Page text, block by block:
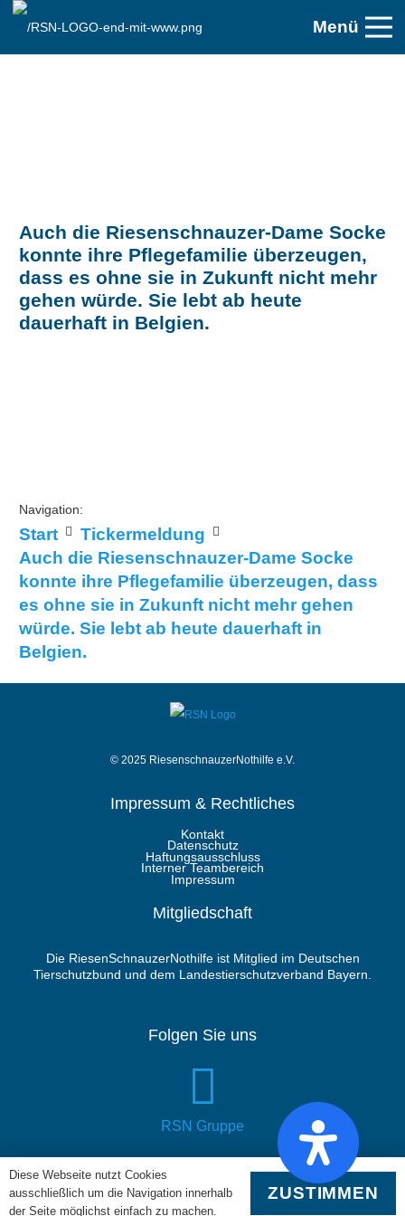
Menü
Auch die Riesenschnauzer-Dame Socke
konnte ihre Pflegefamilie überzeugen,
dass es ohne sie in Zukunft nicht mehr
gehen würde. Sie lebt ab heute
dauerhaft in Belgien.
Navigation:
Start
Tickermeldung
Auch die Riesenschnauzer-Dame Socke
konnte ihre Pflegefamilie überzeugen, dass
es ohne sie in Zukunft nicht mehr gehen
würde. Sie lebt ab heute dauerhaft in
Belgien.
© 2025 RiesenschnauzerNothilfe e.V.
Impressum & Rechtliches
Kontakt
Datenschutz
Haftungsausschluss
Interner Teambereich
Impressum
Mitgliedschaft
Die RiesenSchnauzerNothilfe ist Mitglied im Deutschen
Tierschutzbund und dem Landestierschutzverband Bayern.
Folgen Sie uns
RSN Gruppe
Diese Webseite nutzt Cookies
ausschließlich um die Navigation innerhalb
der Seite möglichst einfach zu machen.
ZUSTIMMEN